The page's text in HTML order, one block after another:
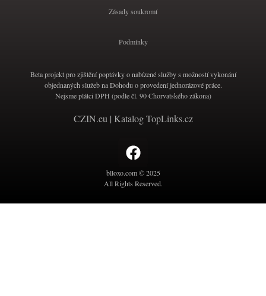
Zásady soukromí
Podmínky
Beta projekt pro zjištění poptávky o nabízené služby s možností vykonání
objednaných služeb na Dohodu o provedení jednorázové práce.
Nejsme plátci DPH (podle čl. 90 Chorvatského zákona)
CZIN.eu| Katalog TopLinks.cz
blloxo.com © 2025
All Rights Reserved.